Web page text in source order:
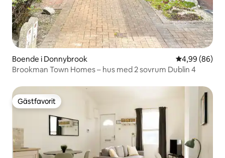
Boende i Donnybrook 4,99 av 5 i
4,99 (86)
Brookman Town Homes – hus med 2 sovrum Dublin 4
Gästfavorit
Gästfavorit